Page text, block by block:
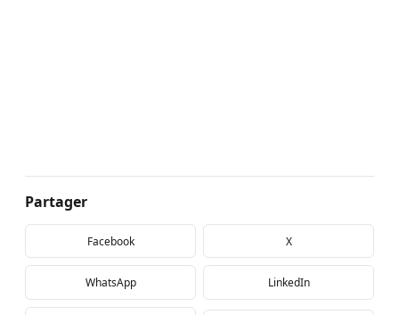
Partager
Facebook X
WhatsApp LinkedIn